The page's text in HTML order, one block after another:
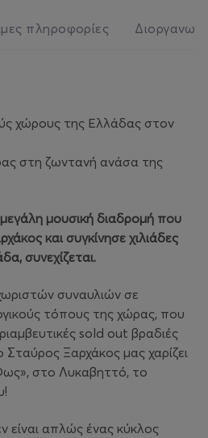
πληροφορίες
χώρους της Ελλάδας στον
στη ζωντανή ανάσα της
μουσική διαδρομή που
και συγκίνησε χιλιάδες
συνεχίζεται.
συναυλιών σε
τόπους της χώρας, που
sold out βραδιές
Ξαρχάκος μας χαρίζει
στο Λυκαβηττό, το
είναι απλώς ένας κύκλος